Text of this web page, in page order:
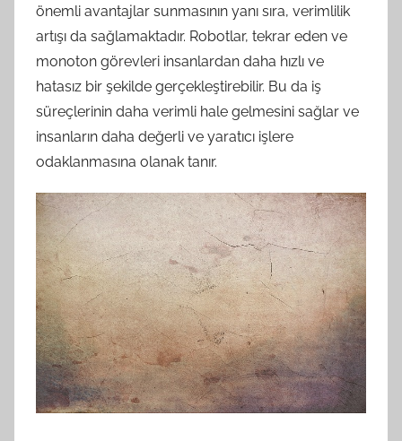
önemli avantajlar sunmasının yanı sıra, verimlilik
artışı da sağlamaktadır. Robotlar, tekrar eden ve
monoton görevleri insanlardan daha hızlı ve
hatasız bir şekilde gerçekleştirebilir. Bu da iş
süreçlerinin daha verimli hale gelmesini sağlar ve
insanların daha değerli ve yaratıcı işlere
odaklanmasına olanak tanır.